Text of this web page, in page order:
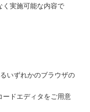
実施可能な内容で
いずれかのブラウザの
ドエディタをご用意